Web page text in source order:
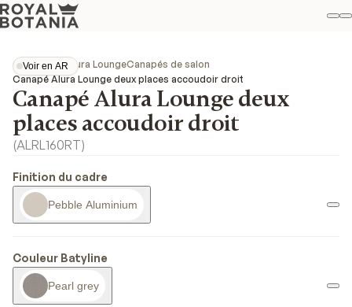
Voir en AR
Voir en AR
CollectionsAlura LoungeCanapés de salon
Canapé Alura Lounge deux places accoudoir droit
Canapé Alura Lounge deux
places accoudoir droit
(ALRL160RT)
Finition du cadre
Pebble Aluminium
Couleur Batyline
Pearl grey